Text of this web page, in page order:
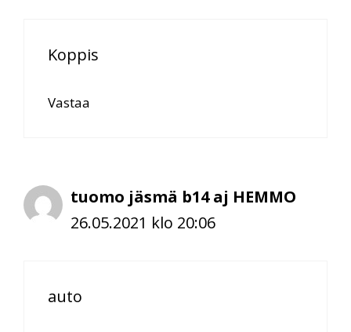
Koppis
Vastaa
tuomo jäsmä b14 aj HEMMO
26.05.2021 klo 20:06
auto